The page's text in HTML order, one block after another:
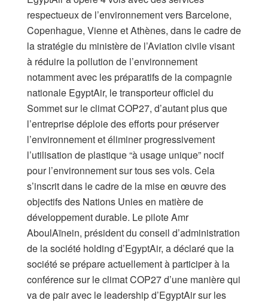
respectueux de l’environnement vers Barcelone,
Copenhague, Vienne et Athènes, dans le cadre de
la stratégie du ministère de l’Aviation civile visant
à réduire la pollution de l’environnement
notamment avec les préparatifs de la compagnie
nationale EgyptAir, le transporteur officiel du
Sommet sur le climat COP27, d’autant plus que
l’entreprise déploie des efforts pour préserver
l’environnement et éliminer progressivement
l’utilisation de plastique “à usage unique” nocif
pour l’environnement sur tous ses vols. Cela
s’inscrit dans le cadre de la mise en œuvre des
objectifs des Nations Unies en matière de
développement durable. Le pilote Amr
AboulAïnein, président du conseil d’administration
de la société holding d’EgyptAir, a déclaré que la
société se prépare actuellement à participer à la
conférence sur le climat COP27 d’une manière qui
va de pair avec le leadership d’EgyptAir sur les